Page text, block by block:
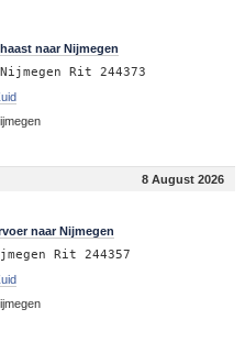
naar Nijmegen
Nijmegen Rit 244373
8 August 2026
naar Nijmegen
Rit 244357